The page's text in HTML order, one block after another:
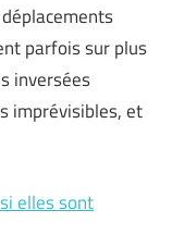
parfois sur plus
inversées
imprévisibles, et
elles sont